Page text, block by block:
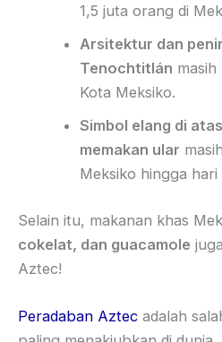
1,5 juta orang di
Arsitektur dan
Tenochtitlán
Kota Meksiko.
Simbol elang di
memakan ular
Meksiko hingga hari
Selain itu, makanan khas
cokelat, dan guacamole
Aztec!
Peradaban Aztec adalah